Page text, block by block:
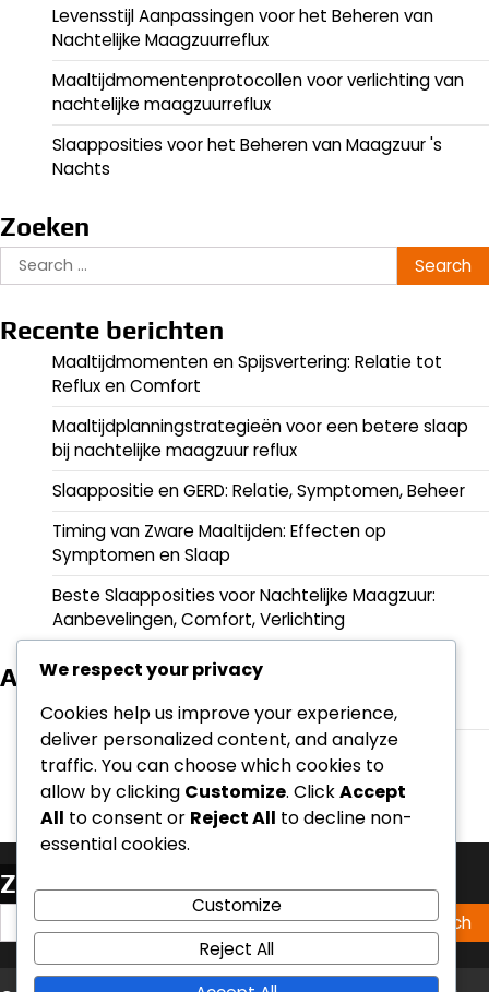
Levensstijl Aanpassingen voor het Beheren van
Nachtelijke Maagzuurreflux
Maaltijdmomentenprotocollen voor verlichting van
nachtelijke maagzuurreflux
Slaapposities voor het Beheren van Maagzuur 's
Nachts
Zoeken
Search
for:
Recente berichten
Maaltijdmomenten en Spijsvertering: Relatie tot
Reflux en Comfort
Maaltijdplanningstrategieën voor een betere slaap
bij nachtelijke maagzuur reflux
Slaappositie en GERD: Relatie, Symptomen, Beheer
Timing van Zware Maaltijden: Effecten op
Symptomen en Slaap
Beste Slaapposities voor Nachtelijke Maagzuur:
Aanbevelingen, Comfort, Verlichting
Archief
March 2026
February 2026
Zoeken
Search
for:
We respect your privacy
Cookies help us improve your experience,
deliver personalized content, and analyze
traffic. You can choose which cookies to
allow by clicking Customize. ClickAccept
All to consent or Reject All to decline non-
essential cookies.
Customize
Reject All